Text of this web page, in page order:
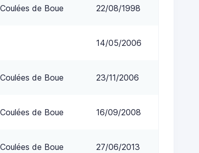
de Boue 22/08/1998
14/05/2006
de Boue 23/11/2006
de Boue 16/09/2008
de Boue 27/06/2013